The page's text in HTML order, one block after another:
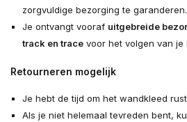
zorgvuldige bezorging te garanderen.
Je ontvangt vooraf uitgebreide
track en tracevoor het volgen van je
Retourneren mogelijk
Je hebt de tijd om het wandkleed
Als je niet helemaal tevreden bent,